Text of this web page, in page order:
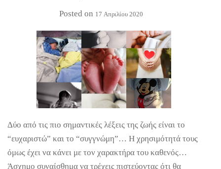
Posted on 17 Απριλίου 2020
Δύο από τις πιο σημαντικές λέξεις της ζωής είναι το
“ευχαριστώ” και το “συγγνώμη”… Η χρησιμότητά τους
όμως έχει να κάνει με τον χαρακτήρα του καθενός…
Άσχημο συναίσθημα να τρέχεις πιστεύοντας ότι θα